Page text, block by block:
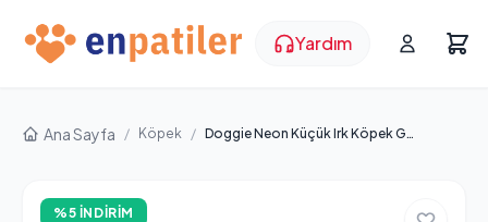
Yardım
Ana Sayfa / Köpek / Doggie Neon Küçük Irk Köpek Göğüs Tasması Kırmızı 26-30 cm
%5 İNDIRIM